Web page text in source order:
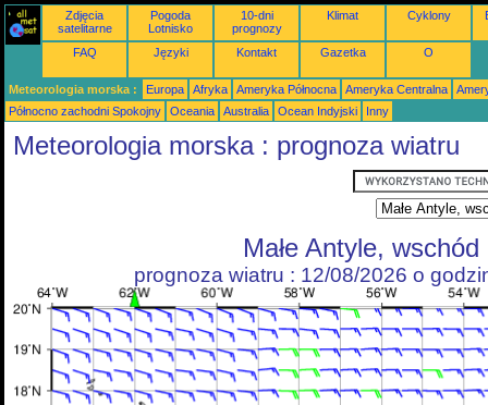
Zdjęcia
satelitarne
Pogoda
Lotnisko
10-dni
prognozy
Klimat Cyklony
FAQ Języki Kontakt Gazetka O
Meteorologia morska : Europa Afryka Ameryka Północna Ameryka Centralna
Północno zachodni Spokojny
Oceania Australia Ocean Indyjski Inny
Meteorologia morska : prognoza wiatru
Małe Antyle, wschód
prognoza wiatru : 12/08/2026 o